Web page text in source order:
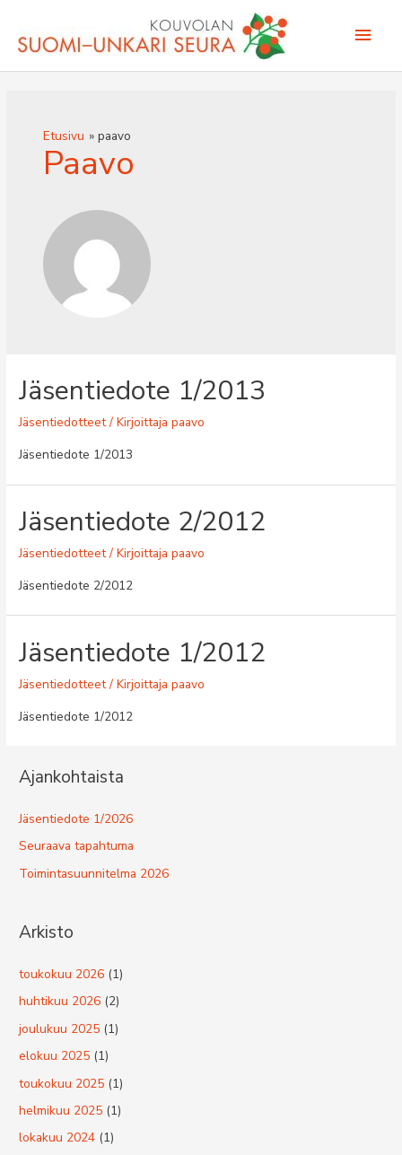
sisältöön
Etusivu paavo
Paavo
Jäsentiedote 1/2013
Jäsentiedotteet/ Kirjoittajapaavo
Jäsentiedote 1/2013
Jäsentiedote 2/2012
Jäsentiedotteet/ Kirjoittajapaavo
Jäsentiedote 2/2012
Jäsentiedote 1/2012
Jäsentiedotteet/ Kirjoittajapaavo
Jäsentiedote 1/2012
Ajankohtaista
Jäsentiedote 1/2026
Seuraava tapahtuma
Toimintasuunnitelma 2026
Arkisto
toukokuu 2026 (1)
huhtikuu 2026 (2)
joulukuu 2025 (1)
elokuu 2025 (1)
toukokuu 2025 (1)
helmikuu 2025 (1)
lokakuu 2024 (1)